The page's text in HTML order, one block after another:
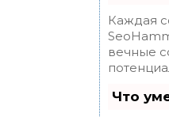
Каждая
вечные
Что